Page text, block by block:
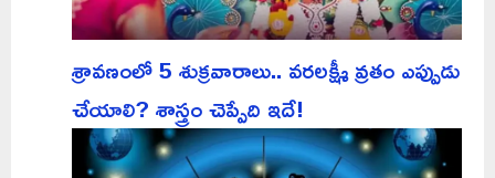
శ్రావణంలో 5 శుక్రవారాలు.. వరలక్ష్మీ వ్రతం ఎప్పుడు
చేయాలి? శాస్త్రం చెప్పేది ఇదే!